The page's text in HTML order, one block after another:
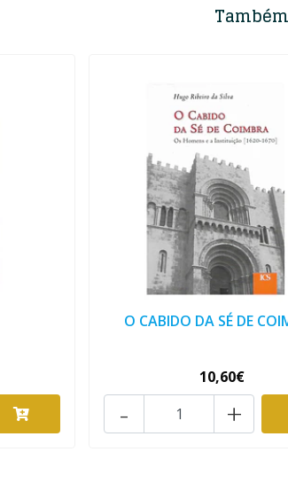
O CABIDO DA SÉ DE
10,60€
+
-